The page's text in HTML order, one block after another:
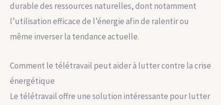
durable des ressources naturelles, dont notamment
l’utilisation efficace de l’énergie afin de ralentir ou
même inverser la tendance actuelle.
Comment le télétravail peut aider à lutter contre la crise
énergétique
Le télétravail offre une solution intéressante pour lutter